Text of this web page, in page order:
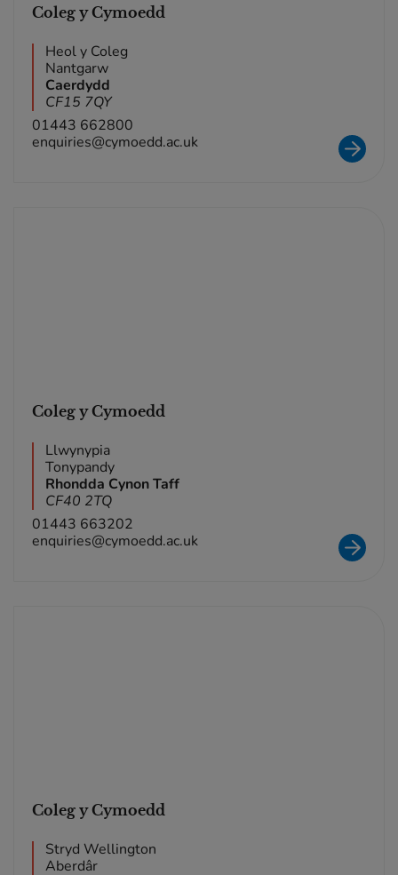
Coleg y Cymoedd
Heol y Coleg
Nantgarw
Caerdydd
CF15 7QY
01443 662800
enquiries@cymoedd.ac.uk
Coleg y Cymoedd
Llwynypia
Tonypandy
Rhondda Cynon Taff
CF40 2TQ
01443 663202
enquiries@cymoedd.ac.uk
Coleg y Cymoedd
Stryd Wellington
Aberdâr